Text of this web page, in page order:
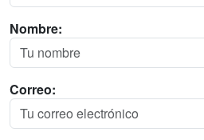
Nombre:
Correo: